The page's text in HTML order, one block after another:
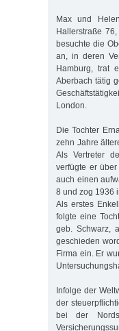
Max und
Hallerstraße
besuchte die
an, in deren
Hamburg, trat
Aberbach tätig
London.
Die Tochter
zehn Jahre
Als Vertreter
verfügte er
auch einen
8 und zog 1936
Als erstes
folgte eine
geb. Schwarz,
geschieden
Firma ein. Er
Infolge der
der
bei der